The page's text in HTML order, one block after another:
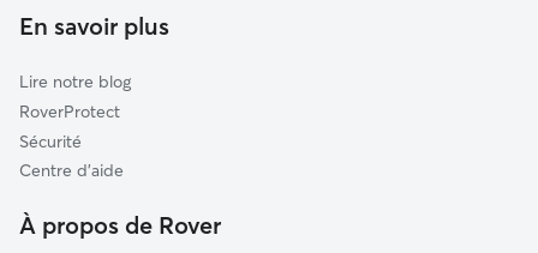
Hauteville-Lompnes
Clarafond-Arcine
Saint-Claude
Promeneur de Chien à Nantua
En savoir plus
Lire notre blog
RoverProtect
Sécurité
Centre d'aide
À propos de Rover